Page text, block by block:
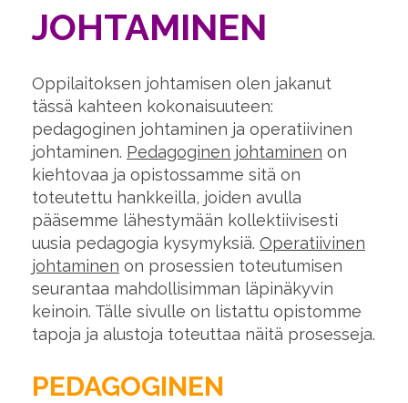
JOHTAMINEN
Oppilaitoksen johtamisen olen jakanut
tässä kahteen kokonaisuuteen:
pedagoginen johtaminen ja operatiivinen
johtaminen. Pedagoginen johtaminen on
kiehtovaa ja opistossamme sitä on
toteutettu hankkeilla, joiden avulla
pääsemme lähestymään kollektiivisesti
uusia pedagogia kysymyksiä. Operatiivinen
johtaminen on prosessien toteutumisen
seurantaa mahdollisimman läpinäkyvin
keinoin. Tälle sivulle on listattu opistomme
tapoja ja alustoja toteuttaa näitä prosesseja.
PEDAGOGINEN